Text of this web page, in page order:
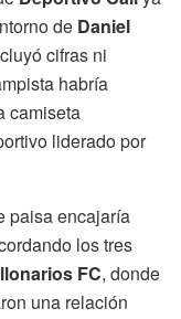
de Daniel
cifras ni
habría
camiseta
liderado por
paisa encajaría
los tres
FC, donde
una relación